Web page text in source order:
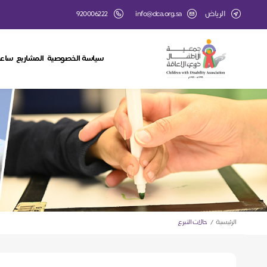
الرياض info@dca.org.sa
920006222
سياسة الخصوصية المشاريع
الرئيسية حالات التبرع